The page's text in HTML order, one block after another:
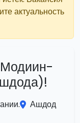
актуальность
Ашдод